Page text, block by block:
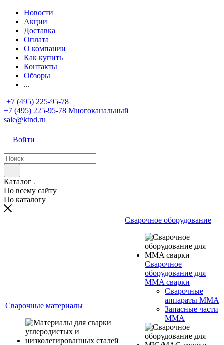
Новости
Акции
Доставка
Оплата
О компании
Как купить
Контакты
Обзоры
...
+7 (495) 225-95-78
+7 (495) 225-95-78 Многоканальный
sale@ktnd.ru
Войти
Каталог
По всему сайту
По каталогу
Сварочные материалы
Сварочное оборудование
Сварочное
оборудование для
MMA сварки
Сварочные
аппараты MMA
Запасные части
MMA